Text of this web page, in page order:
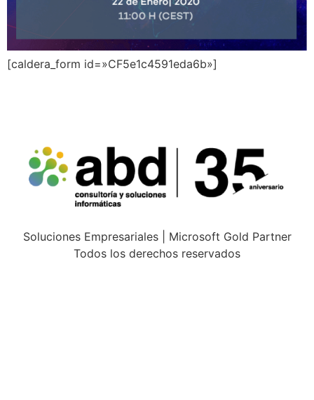
[caldera_form id=»CF5e1c4591eda6b»]
Soluciones Empresariales | Microsoft Gold Partner
Todos los derechos reservados